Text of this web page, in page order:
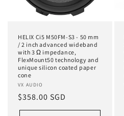
HELIX Ci5 M50FM-S3 - 50 mm
/ 2 inch advanced wideband
with 3 Ω impedance,
FlexMount50 technology and
unique silicon coated paper
cone
厂
商：
VX AUDIO
常
规
$358.00 SGD